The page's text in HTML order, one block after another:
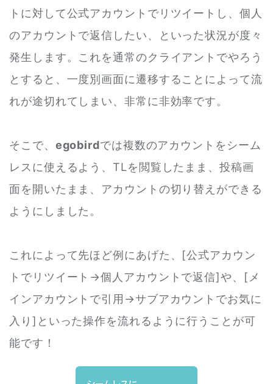
トに対して公式アカウントでリツイートし、個人
のアカウントで返信したい、といった状況が度々
発生します。これを通常のクライアントでやろう
とすると、一度別画面に遷移することによって流
れが途切れてしまい、非常に非効率です。
そこで、 egobirdでは複数のアカウントをシーム
レスに使えるよう、TLを閲覧したまま、投稿画
面を開いたまま、アカウントの切り替えができる
ようにしました。
これによって先ほど例にあげた、[公式アカウン
トでリツイート→個人アカウントで返信]や、[メ
インアカウントで引用→サブアカウントでお気に
入り]といった操作を流れるように行うことが可
能です！